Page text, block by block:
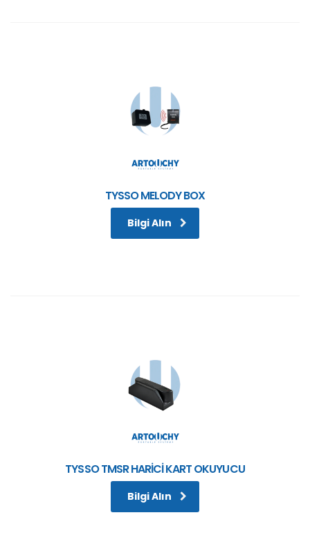
TYSSO MELODY BOX
Bilgi Alın
TYSSO TMSR HARİCİ KART OKUYUCU
Bilgi Alın